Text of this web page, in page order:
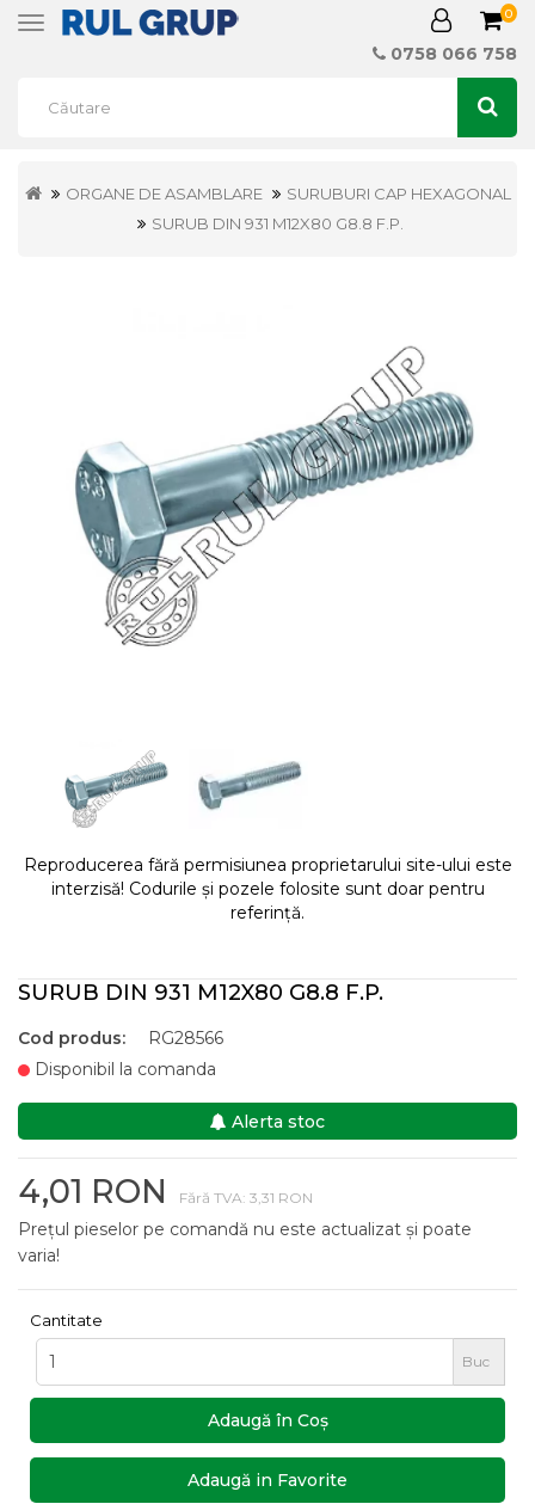
Toggle
0
0758 066 758
ORGANE DE ASAMBLARE
SURUBURI CAP HEXAGONAL
SURUB DIN 931 M12X80 G8.8 F.P.
Reproducerea fără permisiunea proprietarului site-ului este
interzisă! Codurile și pozele folosite sunt doar pentru
referință.
SURUB DIN 931 M12X80 G8.8 F.P.
Cod produs:
RG28566
Disponibil la comanda
Alerta stoc
4,01 RON Fără TVA: 3,31 RON
Prețul pieselor pe comandă nu este actualizat și poate
varia!
Cantitate
Buc
Adaugă în Coş
Adaugă in Favorite